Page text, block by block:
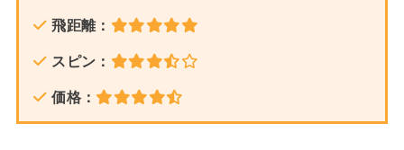
飛距離：
スピン：
価格：